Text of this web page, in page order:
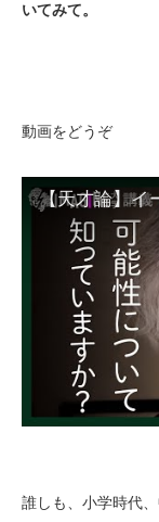
いてみて。
動画をどうぞ
誰しも、小学時代